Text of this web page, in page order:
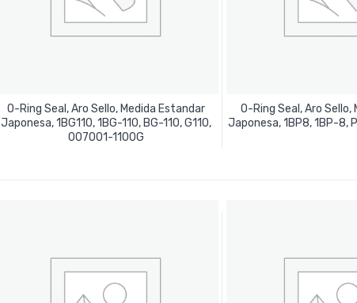
O-Ring Seal, Aro Sello, Medida Estandar
Japonesa, 1BG110, 1BG-110, BG-110, G110,
007001-1100G
Leer Más
O-Ring Seal, Aro
Japonesa, 1BP8, 1BP-8,
Leer